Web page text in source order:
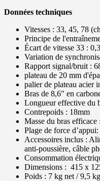
Données techniques
Vitesses : 33, 45, 78
Principe de
Écart de vitesse 33 :
Variation de
Rapport signal/bruit :
plateau de 20 mm
palier de plateau acier
Bras de 8,6" en
Longueur effective du
Contrepoids : 18mm
Masse du bras efficace
Plage de force
Accessoires inclus :
anti-poussière, câble
Consommation
Dimensions : 415 x
Poids : 7 kg net / 9,5